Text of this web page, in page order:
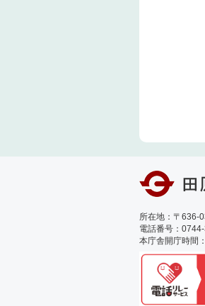
所在地：〒636-
電話番号：
本庁舎開庁時間